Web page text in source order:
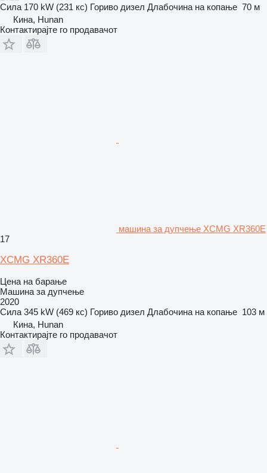
Сила 170 kW (231 кс) Гориво дизел Длабочина на копање 70 м
Кина, Hunan
Контактирајте го продавачот
машина за дупчење XCMG XR360E
17
XCMG XR360E
Цена на барање
Машина за дупчење
2020
Сила 345 kW (469 кс) Гориво дизел Длабочина на копање 103 м
Кина, Hunan
Контактирајте го продавачот